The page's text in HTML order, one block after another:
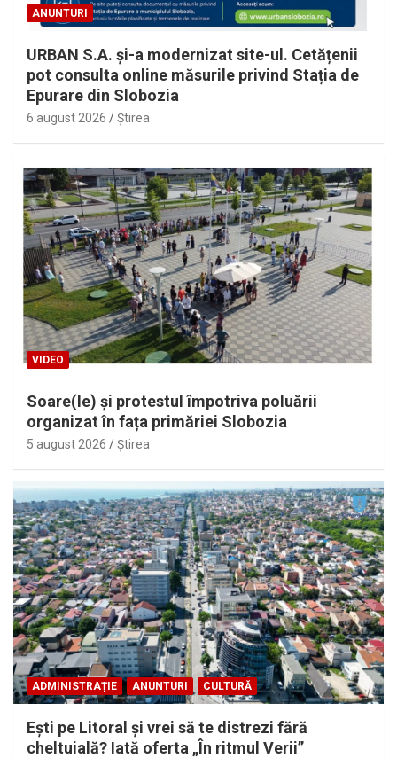
ANUNTURI
URBAN S.A. și-a modernizat site-ul. Cetățenii
pot consulta online măsurile privind Stația de
Epurare din Slobozia
6 august 2026 Ştirea
VIDEO
Soare(le) și protestul împotriva poluării
organizat în fața primăriei Slobozia
5 august 2026 Ştirea
ADMINISTRAȚIE ANUNTURI CULTURĂ
Eşti pe Litoral şi vrei să te distrezi fără
cheltuială? Iată oferta „În ritmul Verii”